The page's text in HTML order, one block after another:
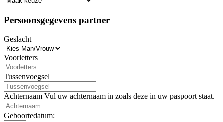
Persoonsgegevens partner
Geslacht
Voorletters
Tussenvoegsel
Achternaam Vul uw achternaam in zoals deze in uw paspoort staat.
Geboortedatum: